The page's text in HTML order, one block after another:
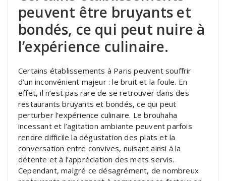
peuvent être bruyants et
bondés, ce qui peut nuire à
l’expérience culinaire.
Certains établissements à Paris peuvent souffrir
d’un inconvénient majeur : le bruit et la foule. En
effet, il n’est pas rare de se retrouver dans des
restaurants bruyants et bondés, ce qui peut
perturber l’expérience culinaire. Le brouhaha
incessant et l’agitation ambiante peuvent parfois
rendre difficile la dégustation des plats et la
conversation entre convives, nuisant ainsi à la
détente et à l’appréciation des mets servis.
Cependant, malgré ce désagrément, de nombreux